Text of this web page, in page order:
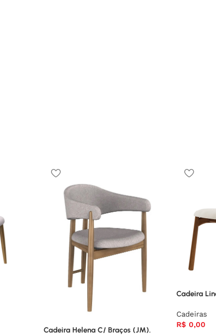
Cadeira Helena C/ Braços (JM).
Cadeira
Cadeiras
R$ 0,00